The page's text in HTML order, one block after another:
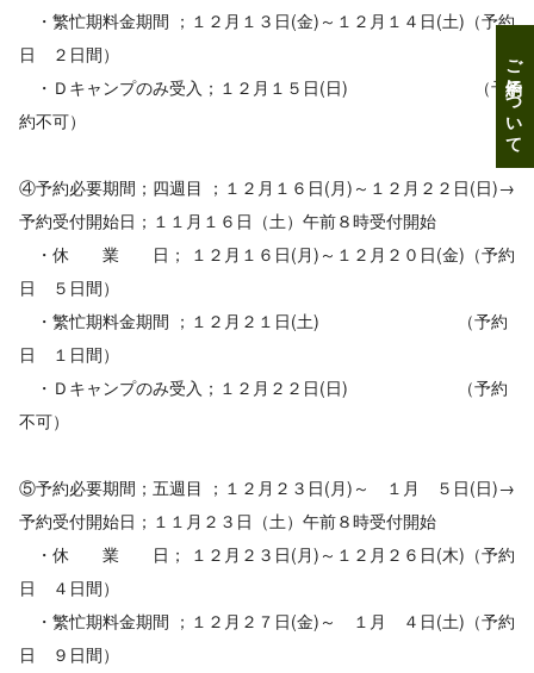
ご予約について
・繁忙期料金期間 ；１２月１３日(金)～１２月１４日(土)（予約
日 ２日間）
・Ｄキャンプのみ受入；１２月１５日(日) （予
約不可）
④予約必要期間；四週目 ；１２月１６日(月)～１２月２２日(日)→
予約受付開始日；１１月１６日（土）午前８時受付開始
・休 業 日； １２月１６日(月)～１２月２０日(金)（予約
日 ５日間）
・繁忙期料金期間 ；１２月２１日(土) （予約
日 １日間）
・Ｄキャンプのみ受入；１２月２２日(日) （予約
不可）
⑤予約必要期間；五週目 ；１２月２３日(月)～ １月 ５日(日)→
予約受付開始日；１１月２３日（土）午前８時受付開始
・休 業 日； １２月２３日(月)～１２月２６日(木)（予約
日 ４日間）
・繁忙期料金期間 ；１２月２７日(金)～ １月 ４日(土)（予約
日 ９日間）